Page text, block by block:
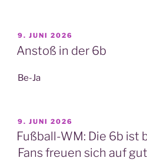
VERÖFFENTLICHT
AM
9. JUNI 2026
Anstoß in der 6b
Be-Ja
VERÖFFENTLICHT
AM
9. JUNI 2026
Fußball-WM: Die 6b ist
Fans freuen sich auf